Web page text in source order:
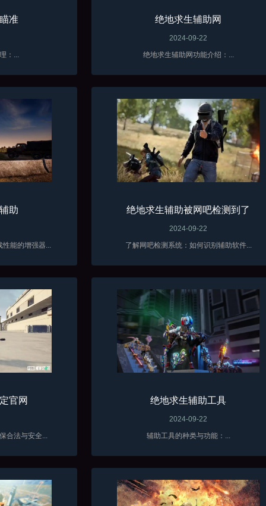
准
：...
绝地求生辅助网
2024-09-22
绝地求生辅助网功能介绍：...
助
能的增强器...
绝地求生辅助被网吧检测到了
2024-09-22
了解网吧检测系统：如何识别辅助软件...
官网
合法与安全...
绝地求生辅助工具
2024-09-22
辅助工具的种类与功能：...